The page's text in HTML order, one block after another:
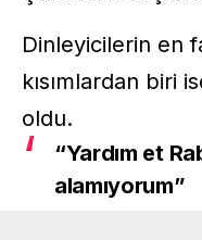
Dinleyicilerin en
kısımlardan biri
oldu.
“Yardım et
alamıyorum”